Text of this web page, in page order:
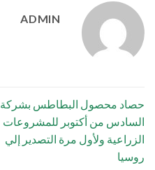
ADMIN
حصاد محصول البطاطس بشركة
السادس من أكتوبر للمشروعات
الزراعية ولأول مرة التصدير إلي
روسيا